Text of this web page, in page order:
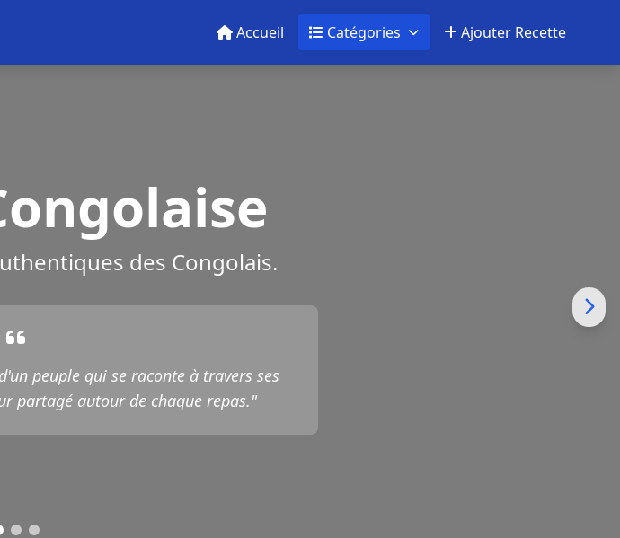
Accueil Catégories Ajouter Recette
des Congolais.
peuple qui se raconte à travers ses
partagé autour de chaque repas."